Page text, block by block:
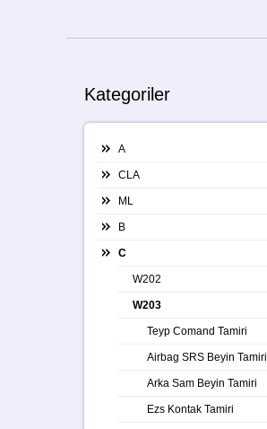
Kategoriler
A
CLA
ML
B
C
W202
W203
Teyp Comand Tamiri
Airbag SRS Beyin Tamiri
Arka Sam Beyin Tamiri
Ezs Kontak Tamiri